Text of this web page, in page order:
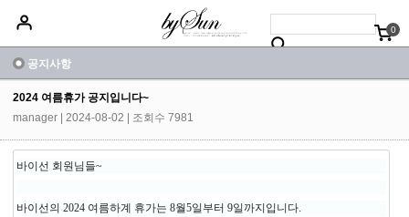
0
베스트50 신상품5%할인
공지사항
2024 여름휴가 공지입니다~
manager | 2024-08-02 | 조회수 7981
바이선 회원님들~
바이선의 2024 여름하계 휴가는 8월5일부터 9일까지입니다.